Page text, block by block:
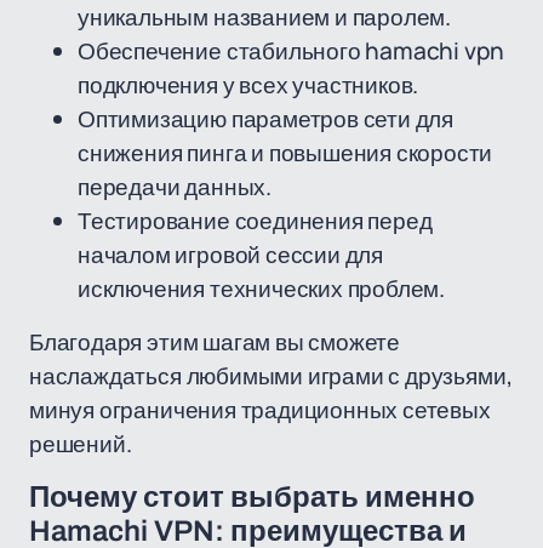
уникальным названием и паролем.
Обеспечение стабильного hamachi vpn
подключения у всех участников.
Оптимизацию параметров сети для
снижения пинга и повышения скорости
передачи данных.
Тестирование соединения перед
началом игровой сессии для
исключения технических проблем.
Благодаря этим шагам вы сможете
наслаждаться любимыми играми с друзьями,
минуя ограничения традиционных сетевых
решений.
Почему стоит выбрать именно
Hamachi VPN: преимущества и